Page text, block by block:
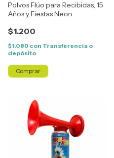
Polvos Flúo para Recibidas, 15
Años y Fiestas Neon
$1.200
$1.080 con Transferencia o
depósito
Comprar